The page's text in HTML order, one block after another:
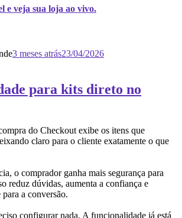
e veja sua loja ao vivo.
3 meses atrás23/04/2026
para kits direto no
do Checkout exibe os itens que
claro para o cliente exatamente o que
o comprador ganha mais segurança para
reduz dúvidas, aumenta a confiança e
a conversão.
configurar nada. A funcionalidade já está